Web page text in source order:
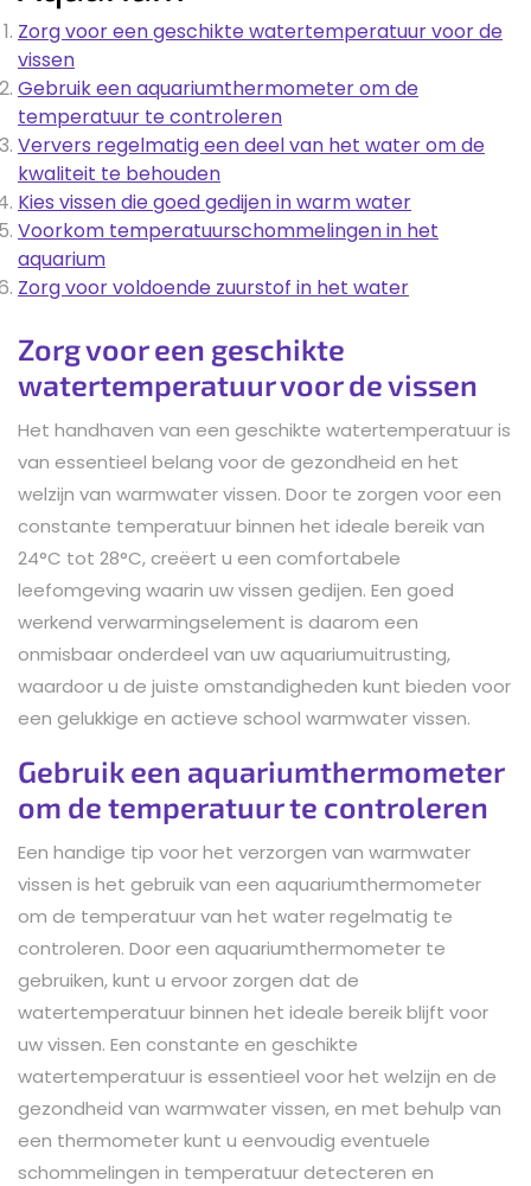
Zorg voor een geschikte watertemperatuur voor de
vissen
Gebruik een aquariumthermometer om de
temperatuur te controleren
Ververs regelmatig een deel van het water om de
kwaliteit te behouden
Kies vissen die goed gedijen in warm water
Voorkom temperatuurschommelingen in het
aquarium
Zorg voor voldoende zuurstof in het water
Zorg voor een geschikte
watertemperatuur voor de vissen
Het handhaven van een geschikte watertemperatuur is
van essentieel belang voor de gezondheid en het
welzijn van warmwater vissen. Door te zorgen voor een
constante temperatuur binnen het ideale bereik van
24°C tot 28°C, creëert u een comfortabele
leefomgeving waarin uw vissen gedijen. Een goed
werkend verwarmingselement is daarom een
onmisbaar onderdeel van uw aquariumuitrusting,
waardoor u de juiste omstandigheden kunt bieden voor
een gelukkige en actieve school warmwater vissen.
Gebruik een aquariumthermometer
om de temperatuur te controleren
Een handige tip voor het verzorgen van warmwater
vissen is het gebruik van een aquariumthermometer
om de temperatuur van het water regelmatig te
controleren. Door een aquariumthermometer te
gebruiken, kunt u ervoor zorgen dat de
watertemperatuur binnen het ideale bereik blijft voor
uw vissen. Een constante en geschikte
watertemperatuur is essentieel voor het welzijn en de
gezondheid van warmwater vissen, en met behulp van
een thermometer kunt u eenvoudig eventuele
schommelingen in temperatuur detecteren en